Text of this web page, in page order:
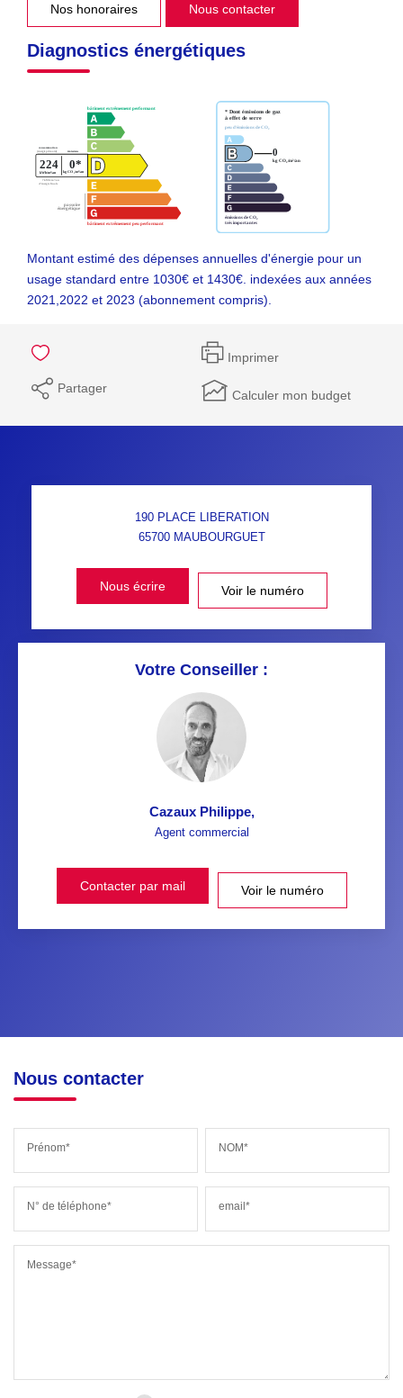
Nos honoraires Nous contacter
Diagnostics énergétiques
Montant estimé des dépenses annuelles d'énergie pour un
usage standard entre 1030€ et 1430€. indexées aux années
2021,2022 et 2023 (abonnement compris).
Imprimer
Partager Calculer mon budget
190 PLACE LIBERATION
65700 MAUBOURGUET
Nous écrire Voir le numéro
Votre Conseiller :
Cazaux Philippe,
Agent commercial
Contacter par mail Voir le numéro
Nous contacter
Prénom* NOM*
N° de téléphone* email*
Message*